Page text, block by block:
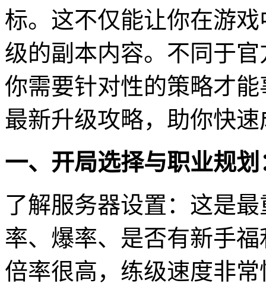
标。这不仅能让你在游
级的副本内容。不同于
你需要针对性的策略才
最新升级攻略，助你快速
一、开局选择与职业规划
了解服务器设置：这是
率、爆率、是否有新手
倍率很高，练级速度非